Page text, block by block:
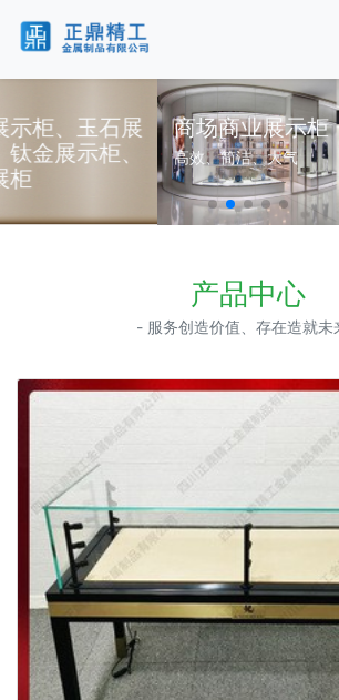
商场商业展示柜
高效、简洁、大气
产品中心
- 服务创造价值、存在造就未